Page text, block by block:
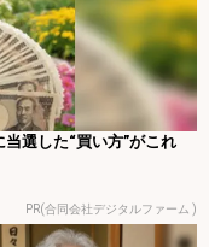
選した“買い方”がこれ
PR(合同会社デジタルファーム )